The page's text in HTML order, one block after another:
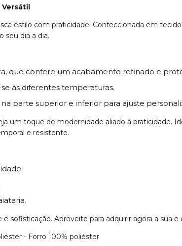
estilo com praticidade. Confeccionada em
seu dia a dia.
que confere um acabamento refinado e
às diferentes temperaturas.
parte superior e inferior para ajuste
um toque de modernidade aliado à praticidade.
e resistente.
sofisticação. Aproveite para adquirir agora a sua
- Forro 100% poliéster